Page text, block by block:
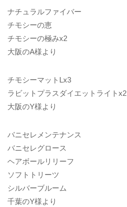
ナチュラルファイバー
チモシーの恵
チモシーの極みx2
大阪のA様より
チモシーマットLx3
ラビットプラスダイエットライトx2
大阪のY様より
バニセレメンテナンス
バニセレグロース
ヘアボールリリーフ
ソフトトリーツ
シルバーブルーム
千葉のY様より